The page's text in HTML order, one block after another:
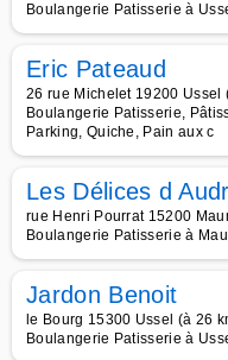
Boulangerie Patisserie à
Eric Pateaud
26 rue Michelet 19200 Ussel
Boulangerie Patisserie,
Parking, Quiche, Pain aux c
Les Délices d
rue Henri Pourrat 15200
Boulangerie Patisserie à
Jardon Benoit
le Bourg 15300 Ussel (à 26
Boulangerie Patisserie à